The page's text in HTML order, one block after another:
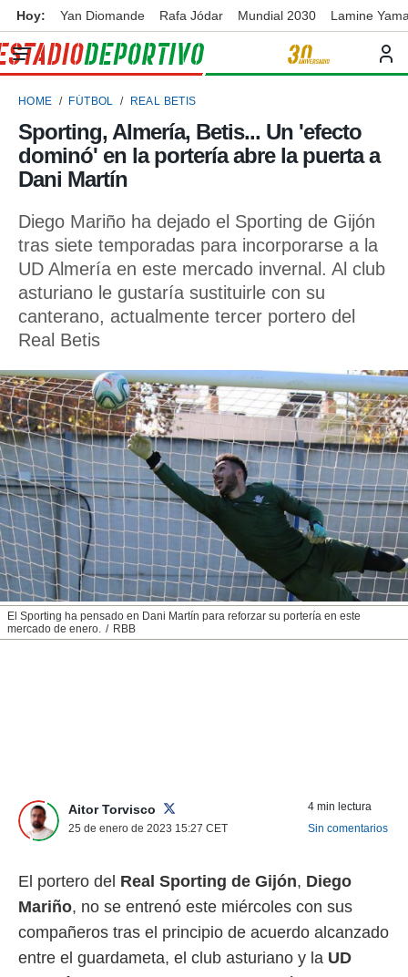
de
por
para
la
que se
calidad.
las
y
forma
digital
permite
seguir
contenido
coste.
a la
la
todas
ya sean
nuestros
en
y
ACEPTAR
Y
CONTINUAR
CONFIGURAR
RECHAZAR
Hoy: Yan Diomande Rafa Jódar Mundial 2030 Lamine
HOME FÚTBOL REAL BETIS
Sporting, Almería, Betis... Un 'efecto
dominó' en la portería abre la puerta a
Dani Martín
Diego Mariño ha dejado el Sporting de Gijón
tras siete temporadas para incorporarse a la
UD Almería en este mercado invernal. Al club
asturiano le gustaría sustituirle con su
canterano, actualmente tercer portero del
Real Betis
El Sporting ha pensado en Dani Martín para reforzar su portería en este
mercado de enero.
RBB
Aitor Torvisco
25 de enero de 2023 15:27 CET
4 min lectura
Sin comentarios
El portero del Real Sporting de Gijón, Diego
Mariño, no se entrenó este miércoles con sus
compañeros tras el principio de acuerdo alcanzado
entre el guardameta, el club asturiano y la UD